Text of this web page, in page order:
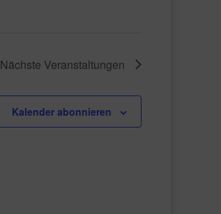
Nächste Veranstaltungen
Kalender abonnieren